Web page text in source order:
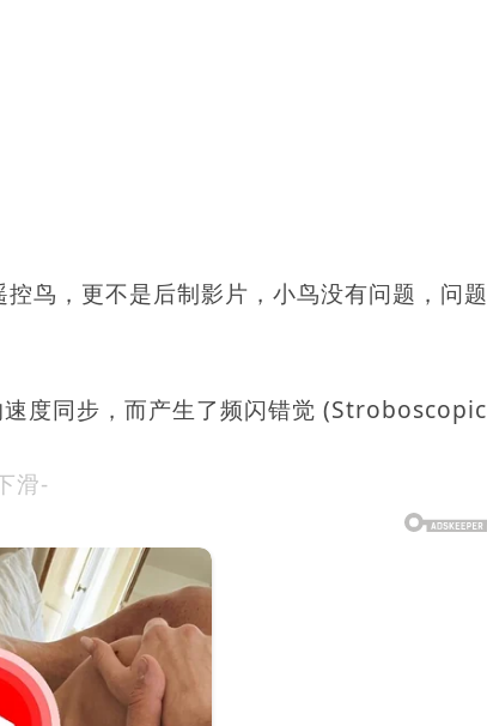
鸟，更不是后制影片，小鸟没有问题，问题
度同步，而产生了频闪错觉 (Stroboscopic
滑-